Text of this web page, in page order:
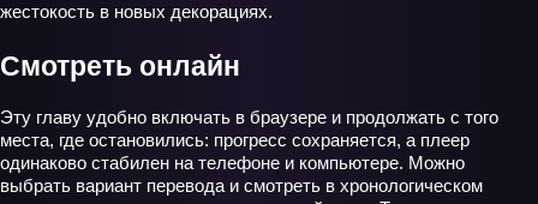
жестокость в новых декорациях.
Смотреть онлайн
Эту главу удобно включать в браузере и продолжать с того
места, где остановились: прогресс сохраняется, а плеер
одинаково стабилен на телефоне и компьютере. Можно
выбрать вариант перевода и смотреть в хронологическом